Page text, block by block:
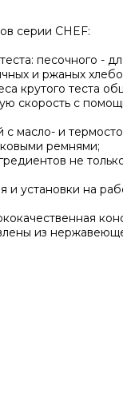
серии CHEF:
песочного -
и ржаных
крутого теста
скорость с
масло- и
ремнями;
не
и установки на
из